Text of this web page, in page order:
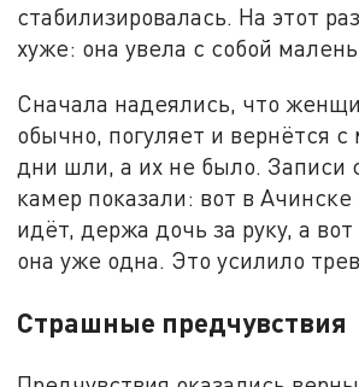
стабилизировалась. На этот
хуже: она увела с собой
Сначала надеялись, что
обычно, погуляет и вернётся
дни шли, а их не было. Записи
камер показали: вот в Ачинске
идёт, держа дочь за руку, а
она уже одна. Это усилило
Страшные предчувствия